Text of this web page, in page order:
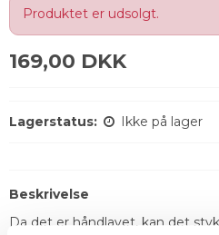
Produktet er udsolgt.
169,00 DKK
Lagerstatus: Ikke på lager
Beskrivelse
Da det er håndlavet, kan det